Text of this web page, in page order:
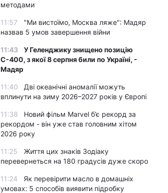
методами
11:57
"Ми вистоїмо, Москва ляже": Мадяр
назвав 5 умов завершення війни
11:43
У Геленджику знищено позицію
С-400, з якої 8 серпня били по Україні, -
Мадяр
11:40
Дві океанічні аномалії можуть
вплинути на зиму 2026–2027 років у Європі
11:38
Новий фільм Marvel б’є рекорд за
рекордом - він уже став головним хітом
2026 року
11:25
Життя цих знаків Зодіаку
перевернеться на 180 градусів дуже скоро
11:24
Як перевірити масло в домашніх
умовах: 5 способів виявити підробку